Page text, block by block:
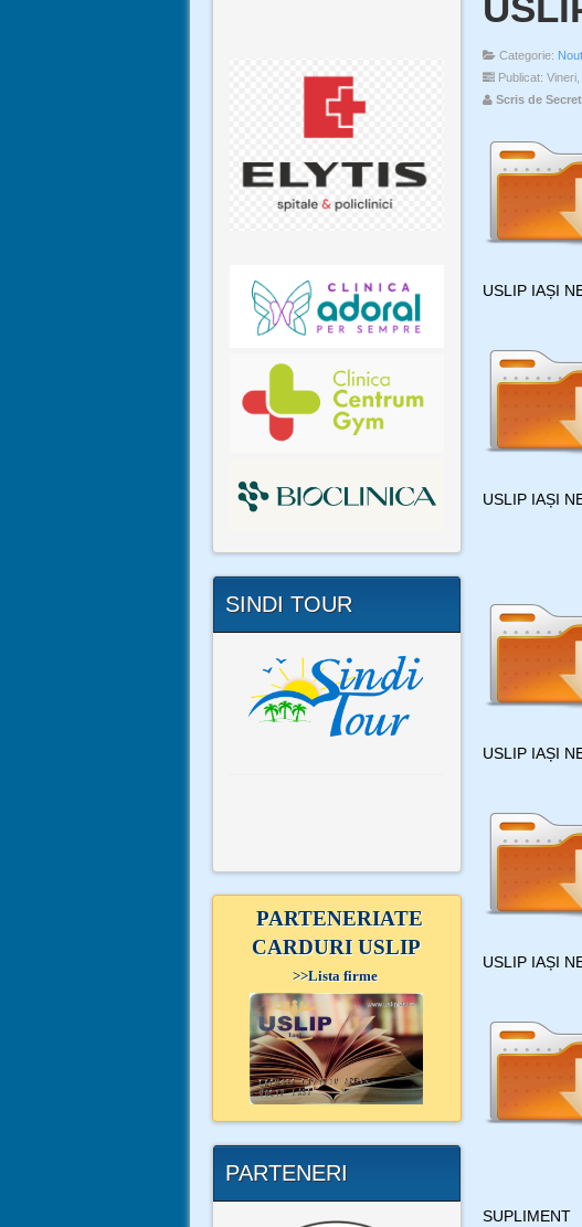
SINDI TOUR
PARTENERIATE
CARDURI USLIP
>>Lista firme
PARTENERI
Categorie:
Publicat: Vineri,
Scris de
USLIP IAȘI
USLIP IAȘI
USLIP IAȘI
USLIP IAȘI
SUPLIMENT